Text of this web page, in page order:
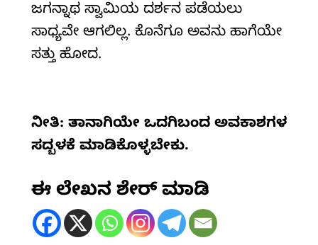
ಜಗನ್ನಾಥ ಸ್ವಾಮಿಯ ದರ್ಶನ ಪಡೆಯಲು
ಸಾಧ್ಯವೇ ಆಗಲಿಲ್ಲ. ಕೊನೆಗೂ ಅವನು ಹಾಗೆಯೇ
ಸತ್ತು ಹೋದ.
ನೀತಿ: ತಾನಾಗಿಯೇ ಒದಗಿಬಂದ ಅವಕಾಶಗಳ
ಸದ್ಬಳಕೆ ಮಾಡಿಕೊಳ್ಳಬೇಕು.
ಈ ಲೇಖನ ಶೇರ್ ಮಾಡಿ